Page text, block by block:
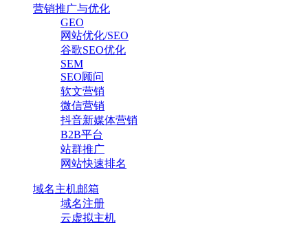
营销推广与优化
GEO
网站优化/SEO
谷歌SEO优化
SEM
SEO顾问
软文营销
微信营销
抖音新媒体营销
B2B平台
站群推广
网站快速排名
域名主机邮箱
域名注册
云虚拟主机